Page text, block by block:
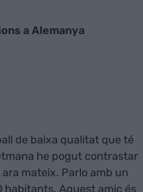
a Alemanya
de baixa qualitat que té
he pogut contrastar
mateix. Parlo amb un
habitants. Aquest amic és